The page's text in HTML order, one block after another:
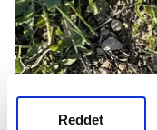
Reddet